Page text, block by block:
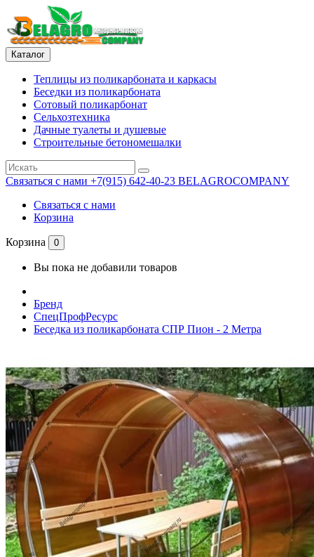
Каталог
Теплицы из поликарбоната и каркасы
Беседки из поликарбоната
Сотовый поликарбонат
Сельхозтехника
Дачные туалеты и душевые
Строительные бетономешалки
Связаться с нами +7(915) 642-40-23 BELAGROCOMPANY
Связаться с нами
Корзина
Корзина 0
Вы пока не добавили товаров
Бренд
СпецПрофРесурс
Беседка из поликарбоната СПР Пион - 2 Метра